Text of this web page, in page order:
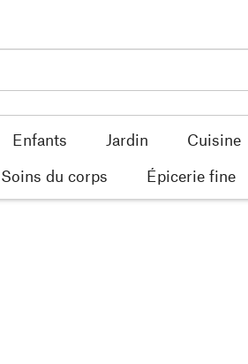
Enfants Jardin Cuisine
Soins du corps Épicerie fine